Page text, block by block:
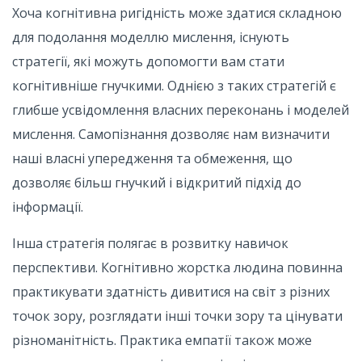
Хоча когнітивна ригідність може здатися складною
для подолання моделлю мислення, існують
стратегії, які можуть допомогти вам стати
когнітивніше гнучкими. Однією з таких стратегій є
глибше усвідомлення власних переконань і моделей
мислення. Самопізнання дозволяє нам визначити
наші власні упередження та обмеження, що
дозволяє більш гнучкий і відкритий підхід до
інформації.
Інша стратегія полягає в розвитку навичок
перспективи. Когнітивно жорстка людина повинна
практикувати здатність дивитися на світ з різних
точок зору, розглядати інші точки зору та цінувати
різноманітність. Практика емпатії також може